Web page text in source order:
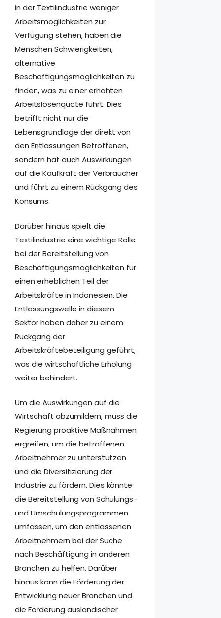
in der Textilindustrie weniger
Arbeitsmöglichkeiten zur
Verfügung stehen, haben die
Menschen Schwierigkeiten,
alternative
Beschäftigungsmöglichkeiten zu
finden, was zu einer erhöhten
Arbeitslosenquote führt. Dies
betrifft nicht nur die
Lebensgrundlage der direkt von
den Entlassungen Betroffenen,
sondern hat auch Auswirkungen
auf die Kaufkraft der Verbraucher
und führt zu einem Rückgang des
Konsums.
Darüber hinaus spielt die
Textilindustrie eine wichtige Rolle
bei der Bereitstellung von
Beschäftigungsmöglichkeiten für
einen erheblichen Teil der
Arbeitskräfte in Indonesien. Die
Entlassungswelle in diesem
Sektor haben daher zu einem
Rückgang der
Arbeitskräftebeteiligung geführt,
was die wirtschaftliche Erholung
weiter behindert.
Um die Auswirkungen auf die
Wirtschaft abzumildern, muss die
Regierung proaktive Maßnahmen
ergreifen, um die betroffenen
Arbeitnehmer zu unterstützen
und die Diversifizierung der
Industrie zu fördern. Dies könnte
die Bereitstellung von Schulungs-
und Umschulungsprogrammen
umfassen, um den entlassenen
Arbeitnehmern bei der Suche
nach Beschäftigung in anderen
Branchen zu helfen. Darüber
hinaus kann die Förderung der
Entwicklung neuer Branchen und
die Förderung ausländischer